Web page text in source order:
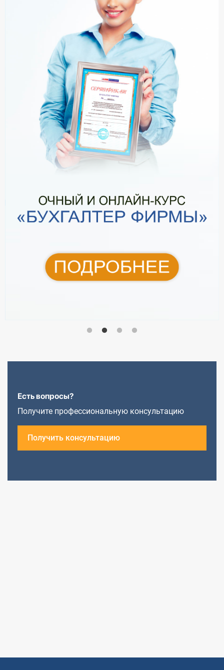
Есть вопросы?
Получите профессиональную консультацию
Получить консультацию